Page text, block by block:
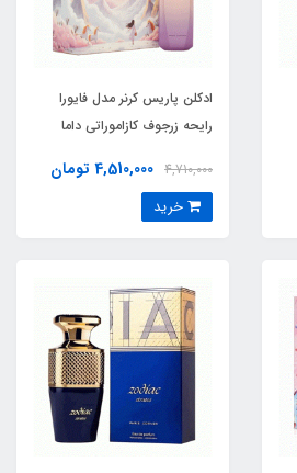
ادکلن پاریس کرنر مدل فایورا
رایحه زرجوف کازاموراتی داما
Casamorati Dama Bianca
4,710,000 4,510,000 تومان